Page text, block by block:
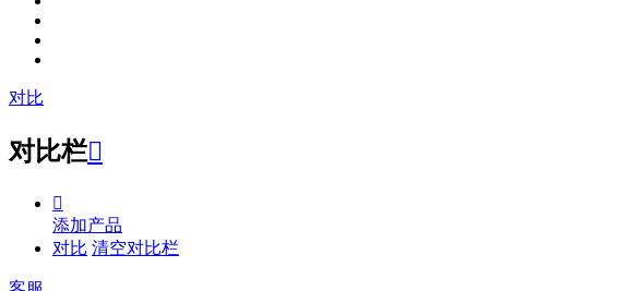
对比
对比栏

添加产品
对比 清空对比栏